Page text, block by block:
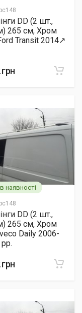
DD (2 шт.,
265 см, Хром
Transit 2014↗
наявності
DD (2 шт.,
265 см, Хром
Daily 2006-